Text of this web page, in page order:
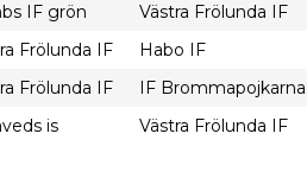
IF grön Västra Frölunda IF
Frölunda IF Habo IF
Frölunda IF IF Brommapojkarna
is Västra Frölunda IF